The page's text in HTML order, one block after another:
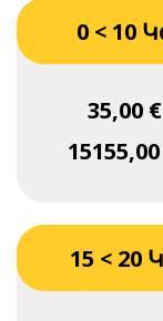
0 < 10
35,00 €
15 < 20